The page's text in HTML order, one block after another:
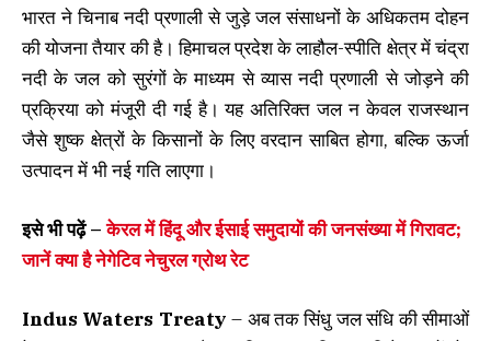
भारत ने चिनाब नदी प्रणाली से जुड़े जल संसाधनों के अधिकतम दोहन
की योजना तैयार की है। हिमाचल प्रदेश के लाहौल-स्पीति क्षेत्र में चंद्रा
नदी के जल को सुरंगों के माध्यम से व्यास नदी प्रणाली से जोड़ने की
प्रक्रिया को मंजूरी दी गई है। यह अतिरिक्त जल न केवल राजस्थान
जैसे शुष्क क्षेत्रों के किसानों के लिए वरदान साबित होगा, बल्कि ऊर्जा
उत्पादन में भी नई गति लाएगा।
इसे भी पढ़ें –केरल में हिंदू और ईसाई समुदायों की जनसंख्या में गिरावट;
जानें क्या है नेगेटिव नेचुरल ग्रोथ रेट
Indus Waters Treaty – अब तक सिंधु जल संधि की सीमाओं